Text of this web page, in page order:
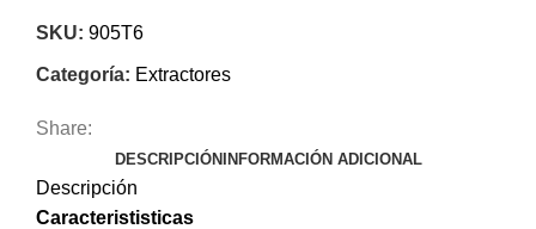
SKU: 905T6
Categoría: Extractores
Share:
DESCRIPCIÓNINFORMACIÓN ADICIONAL
Descripción
Caracterististicas